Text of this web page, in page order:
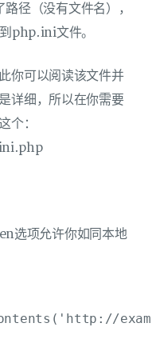
径（没有文件名），
php.ini文件。
你可以阅读该文件并
详细，所以在你需要
个：
选项允许你如同本地